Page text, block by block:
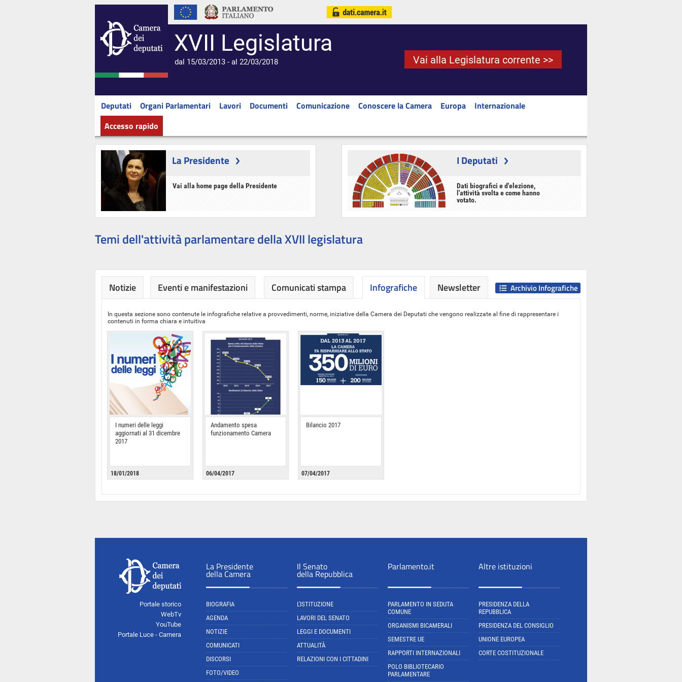
XVII Legislatura
dal 15/03/2013 - al 22/03/2018 Vai alla Legislatura corrente >>
Deputati Organi Parlamentari Lavori Documenti Comunicazione Conoscere la Camera Europa
Internazionale
Accesso rapido
La Presidente
Vai alla home page della Presidente
I Deputati
Dati biografici e d'elezione,
l'attività svolta e come hanno
votato.
Temi dell'attività parlamentare della XVII legislatura
Notizie Eventi e manifestazioni Comunicati stampa Infografiche
In questa sezione sono contenute le infografiche relative a provvedimenti, norme, iniziative della Camera dei Deputati che vengono realizzate al fine di rappresentare i
contenuti in forma chiara e intuitiva
I numeri delle leggi
aggiornati al 31 dicembre
2017
18/01/2018
Andamento spesa
funzionamento Camera
06/04/2017
Bilancio 2017
07/04/2017
Archivio Infografiche
Newsletter
Portale storico
WebTv
YouTube
Portale Luce - Camera
La Presidente
della Camera
BIOGRAFIA
AGENDA
NOTIZIE
COMUNICATI
DISCORSI
FOTO/VIDEO
Il Senato
della Repubblica
L'ISTITUZIONE
LAVORI DEL SENATO
LEGGI E DOCUMENTI
ATTUALITÀ
RELAZIONI CON I CITTADINI
Parlamento.it
PARLAMENTO IN SEDUTA
COMUNE
ORGANISMI BICAMERALI
SEMESTRE UE
RAPPORTI INTERNAZIONALI
POLO BIBLIOTECARIO
PARLAMENTARE
Altre istituzioni
PRESIDENZA DELLA
REPUBBLICA
PRESIDENZA DEL CONSIGLIO
UNIONE EUROPEA
CORTE COSTITUZIONALE